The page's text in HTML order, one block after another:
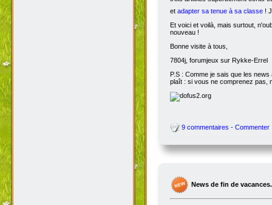
et adapter sa tenue à sa classe !
Et voici et voilà, mais surtout,
nouveau !
Bonne visite à tous,
7804j, forumjeux sur Rykke-Errel
P.S : Comme je sais que les
plaît : si vous ne comprenez pas,
9 commentaires - Commenter
News de fin de